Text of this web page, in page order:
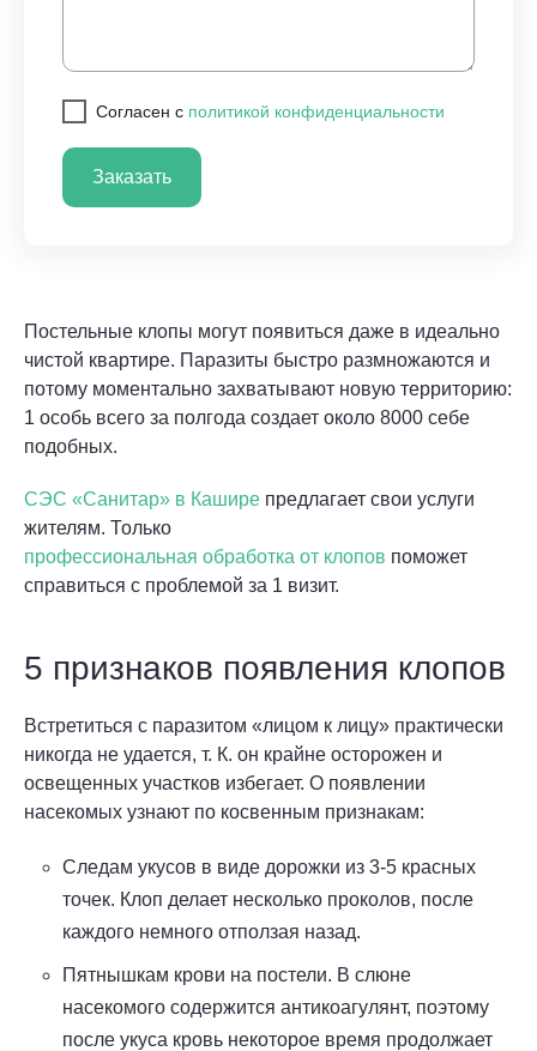
Cогласен с политикой конфиденциальности
Заказать
Постельные клопы могут появиться даже в идеально
чистой квартире. Паразиты быстро размножаются и
потому моментально захватывают новую территорию:
1 особь всего за полгода создает около 8000 себе
подобных.
СЭС «Санитар» в Кашире предлагает свои услуги
жителям. Только
профессиональная обработка от клопов поможет
справиться с проблемой за 1 визит.
5 признаков появления клопов
Встретиться с паразитом «лицом к лицу» практически
никогда не удается, т. К. он крайне осторожен и
освещенных участков избегает. О появлении
насекомых узнают по косвенным признакам:
Следам укусов в виде дорожки из 3-5 красных
точек. Клоп делает несколько проколов, после
каждого немного отползая назад.
Пятнышкам крови на постели. В слюне
насекомого содержится антикоагулянт, поэтому
после укуса кровь некоторое время продолжает